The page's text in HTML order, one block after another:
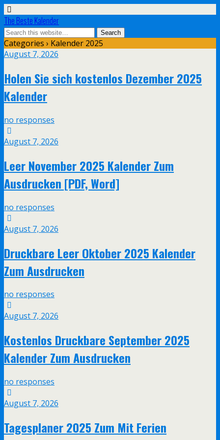
The Beste Kalender
Categories › Kalender 2025
August 7, 2026
Holen Sie sich kostenlos Dezember 2025
Kalender
no responses
August 7, 2026
Leer November 2025 Kalender Zum
Ausdrucken [PDF, Word]
no responses
August 7, 2026
Druckbare Leer Oktober 2025 Kalender
Zum Ausdrucken
no responses
August 7, 2026
Kostenlos Druckbare September 2025
Kalender Zum Ausdrucken
no responses
August 7, 2026
Tagesplaner 2025 Zum Mit Ferien